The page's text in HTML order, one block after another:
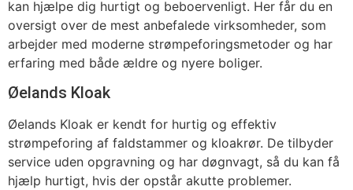
kan hjælpe dig hurtigt og beboervenligt. Her får du en
oversigt over de mest anbefalede virksomheder, som
arbejder med moderne strømpeforingsmetoder og har
erfaring med både ældre og nyere boliger.
Øelands Kloak
Øelands Kloak er kendt for hurtig og effektiv
strømpeforing af faldstammer og kloakrør. De tilbyder
service uden opgravning og har døgnvagt, så du kan få
hjælp hurtigt, hvis der opstår akutte problemer.